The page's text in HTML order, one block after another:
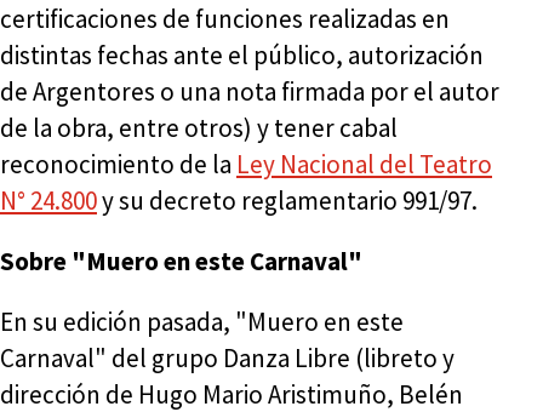
certificaciones de funciones realizadas en
distintas fechas ante el público, autorización
de Argentores o una nota firmada por el autor
de la obra, entre otros) y tener cabal
reconocimiento de la Ley Nacional del Teatro
N° 24.800y su decreto reglamentario 991/97.
Sobre "Muero en este Carnaval"
En su edición pasada, "Muero en este
Carnaval" del grupo Danza Libre (libreto y
dirección de Hugo Mario Aristimuño, Belén